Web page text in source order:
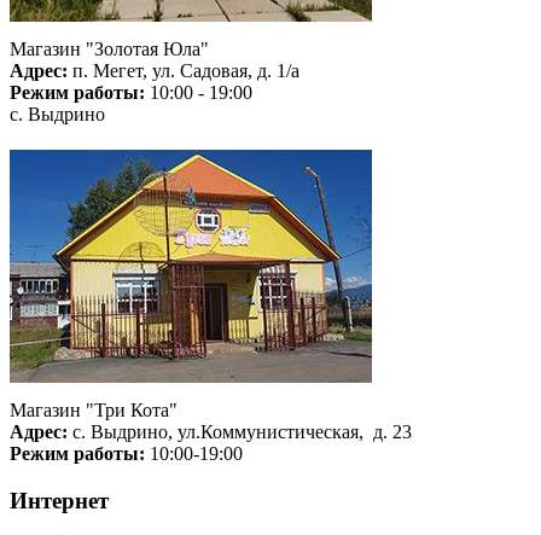
Магазин "Золотая Юла"
Адрес: п. Мегет, ул. Садовая, д. 1/а
Режим работы: 10:00 - 19:00
с. Выдрино
Магазин "Три Кота"
Адрес: с. Выдрино, ул.Коммунистическая, д. 23
Режим работы: 10:00-19:00
Интернет